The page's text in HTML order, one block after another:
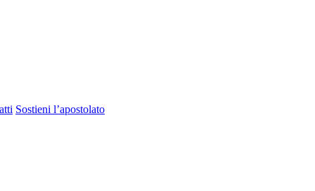
Sostieni l’apostolato